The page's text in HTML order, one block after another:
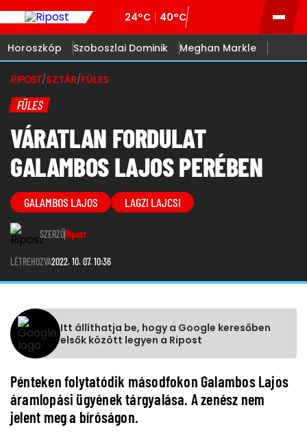
24°C 40°C
Horoszkóp Szoboszlai Dominik Meghan Markle
RIPOST/SZTÁR/FÜLES
FÜLES
VÁRATLAN FORDULAT
GALAMBOS LAJOS PERÉBEN
GALAMBOS LAJOS LAGZI LAJCSI
SZERZŐRipost
LÉTREHOZVA2022. 10. 07. 10:36
Itt állíthatja be, hogy a Google keresőben
elsők között legyen a Ripost
Pénteken folytatódik másodfokon Galambos Lajos
áramlopási ügyének tárgyalása. A zenész nem
jelent meg a bíróságon.